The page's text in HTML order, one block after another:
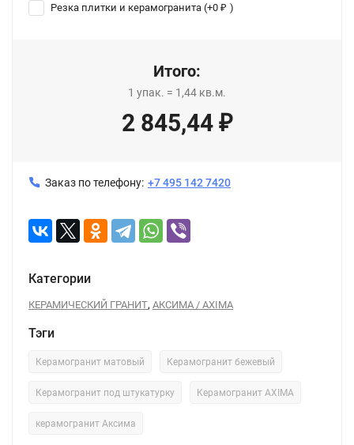
Резка плитки и керамогранита (+0 ₽ )
Итого:
1 упак. = 1,44 кв.м.
2 845,44 ₽
Заказ по телефону: +7 495 142 7420
Категории
КЕРАМИЧЕСКИЙ ГРАНИТ, АКСИМА / AXIMA
Тэги
Керамогранит матовый Керамогранит бежевый
Керамогранит под штукатурку Керамогранит AXIMA
керамогранит Аксима